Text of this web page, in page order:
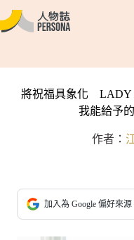
將祝福具象化 LADY
我能給予
作者：
加入為 Google 偏好來源